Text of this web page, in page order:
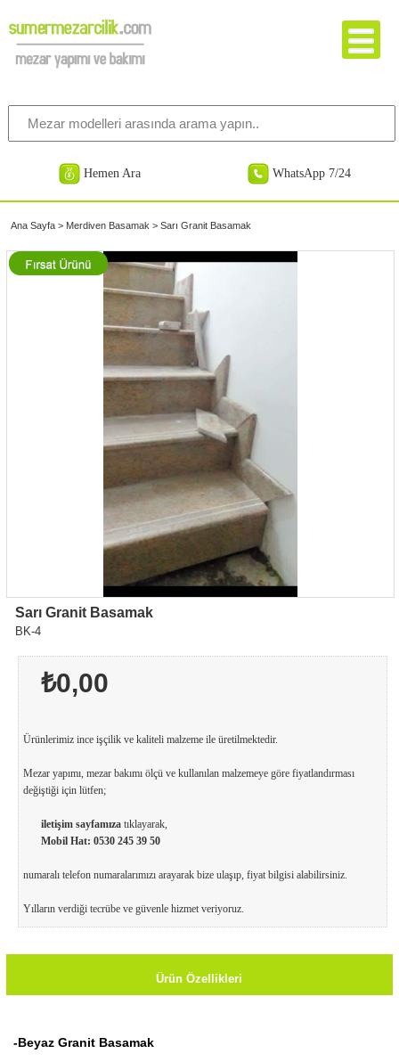
Hemen Ara WhatsApp 7/24
Ana Sayfa> Merdiven Basamak > Sarı Granit Basamak
Sarı Granit Basamak
BK-4
₺0,00
Ürünlerimiz ince işçilik ve kaliteli malzeme ile üretilmektedir.
Mezar yapımı, mezar bakımı ölçü ve kullanılan malzemeye göre fiyatlandırması
değiştiği için lütfen;
iletişim sayfamıza tıklayarak,
Mobil Hat:0530 245 39 50
numaralı telefon numaralarımızı arayarak bize ulaşıp, fiyat bilgisi alabilirsiniz.
Yılların verdiği tecrübe ve güvenle hizmet veriyoruz.
Ürün Özellikleri
-Beyaz Granit Basamak